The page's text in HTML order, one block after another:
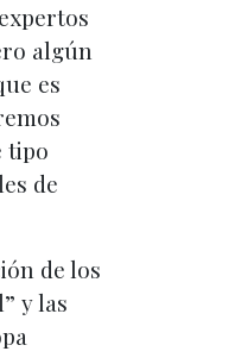
algún
es
tipo
de
de los
y las